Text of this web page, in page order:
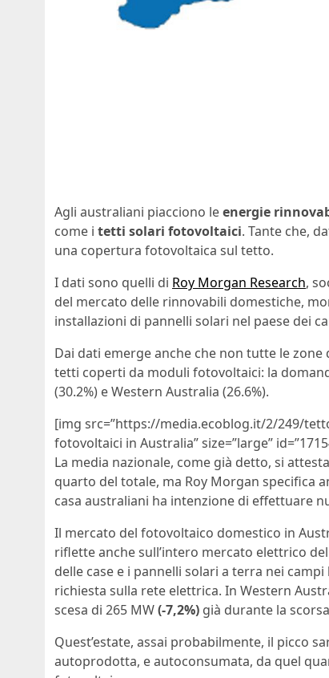
Agli australiani piacciono leenergie
come i tetti solari fotovoltaici. Tante che,
una copertura fotovoltaica sul tetto.
I dati sono quelli di Roy Morgan Research,
del mercato delle rinnovabili domestiche,
installazioni di pannelli solari nel paese dei
Dai dati emerge anche che non tutte le
tetti coperti da moduli fotovoltaici: la
(30.2%) e Western Australia (26.6%).
[img src=”https://media.ecoblog.it/2/249/
fotovoltaici in Australia” size=”large”
La media nazionale, come già detto, si
quarto del totale, ma Roy Morgan specifica
casa australiani ha intenzione di effettuare
Il mercato del fotovoltaico domestico in
riflette anche sull’intero mercato elettrico
delle case e i pannelli solari a terra nei
richiesta sulla rete elettrica. In Western
scesa di 265 MW(-7,2%) già durante la
Quest’estate, assai probabilmente, il picco
autoprodotta, e autoconsumata, da quel